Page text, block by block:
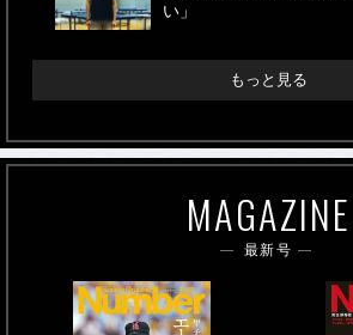
い」
もっと見る
MAGAZINE
最新号